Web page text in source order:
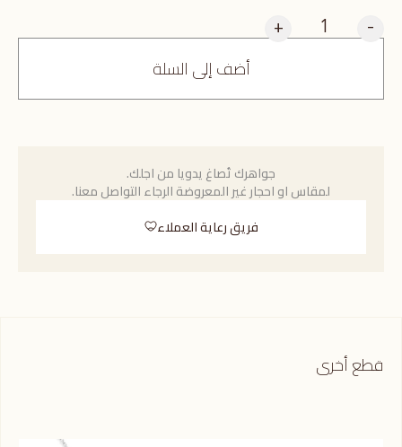
-
+
أضف إلى السلة
جواهرك تُصاغ يدويا من اجلك.
لمقاس او احجار غير المعروضة الرجاء التواصل معنا.
فريق رعاية العملاء
قطع أخرى